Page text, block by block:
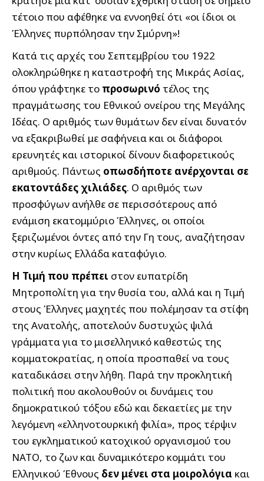
τέτοιο που αφέθηκε να εννοηθεί ότι «οι ίδιοι οι
Έλληνες πυρπόλησαν την Σμύρνη»!
Κατά τις αρχές του Σεπτεμβρίου του 1922
ολοκληρώθηκε η καταστροφή της Μικράς Ασίας,
όπου γράφτηκε το προσωρινό τέλος της
πραγμάτωσης του Εθνικού ονείρου της Μεγάλης
Ιδέας. Ο αριθμός των θυμάτων δεν είναι δυνατόν
να εξακριβωθεί με σαφήνεια και οι διάφοροι
ερευνητές και ιστορικοί δίνουν διαφορετικούς
αριθμούς. Πάντως οπωσδήποτε ανέρχονται σε
εκατοντάδες χιλιάδες. Ο αριθμός των
προσφύγων ανήλθε σε περισσότερους από
ενάμιση εκατομμύριο Έλληνες, οι οποίοι
ξεριζωμένοι όντες από την Γη τους, αναζήτησαν
στην κυρίως Ελλάδα καταφύγιο.
Η Τιμή που πρέπει στον ευπατρίδη
Μητροπολίτη για την θυσία του, αλλά και η Τιμή
στους Έλληνες μαχητές που πολέμησαν τα στίφη
της Ανατολής, αποτελούν δυστυχώς ψιλά
γράμματα για το μισελληνικό καθεστώς της
κομματοκρατίας, η οποία προσπαθεί να τους
καταδικάσει στην λήθη. Παρά την προκλητική
πολιτική που ακολουθούν οι δυνάμεις του
δημοκρατικού τόξου εδώ και δεκαετίες με την
λεγόμενη «ελληνοτουρκική φιλία», προς τέρψιν
του εγκληματικού κατοχικού οργανισμού του
ΝΑΤΟ, το ζων και δυναμικότερο κομμάτι του
Ελληνικού Έθνους δεν μένει στα μοιρολόγια και